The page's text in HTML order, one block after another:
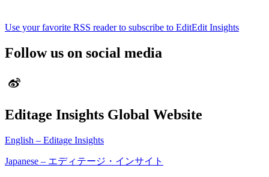
Use your favorite RSS reader to subscribe to EditEdit Insights
Follow us on social media
Editage Insights Global Website
English – Editage Insights
Japanese – エディテージ・インサイト